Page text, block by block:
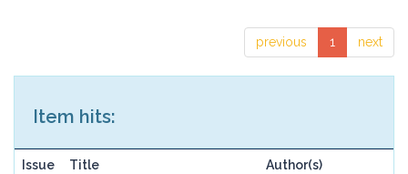
previous 1 next
Item hits:
Issue Title Author(s)